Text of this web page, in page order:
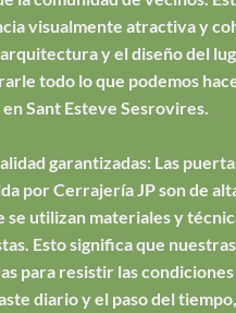
visualmente atractiva y
y el diseño del
todo lo que podemos
Sant Esteve Sesrovires.
garantizadas: Las
por Cerrajería JP son de
se utilizan materiales y
Esto significa que
para resistir las
diario y el paso del